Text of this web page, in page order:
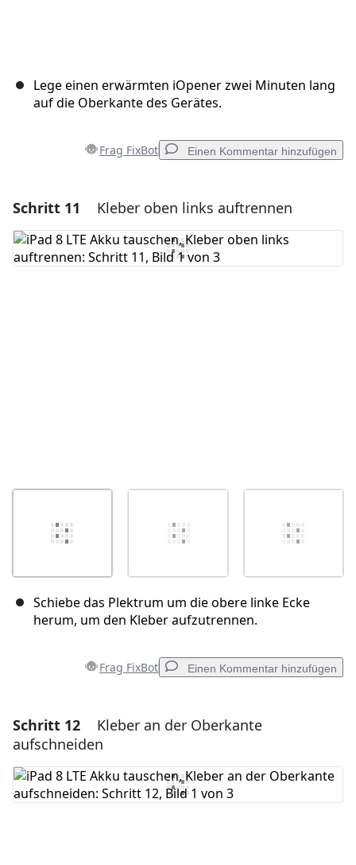
Lege einen erwärmten iOpener zwei Minuten lang
auf die Oberkante des Gerätes.
Frag FixBot Einen Kommentar hinzufügen
Einen Kommentar hinzufügen
Kommentar hinzufügen
Schritt 11 Kleber oben links auftrennen
Schiebe das Plektrum um die obere linke Ecke
herum, um den Kleber aufzutrennen.
Frag FixBot Einen Kommentar hinzufügen
Einen Kommentar hinzufügen
Kommentar hinzufügen
Schritt 12
Kleber an der Oberkante
aufschneiden